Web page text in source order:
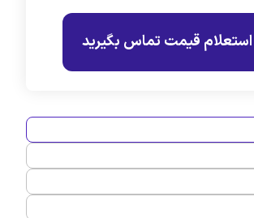
قیمت تماس بگیرید